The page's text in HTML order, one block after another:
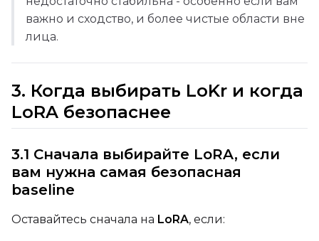
Toggle 768
768
Sample Every
важно и сходство, и более чистые области вне
лица.
3. Когда выбирать LoKr и когда
LoRA безопаснее
3.1 Сначала выбирайте LoRA, если
вам нужна самая безопасная
baseline
Оставайтесь сначала на LoRA, если: